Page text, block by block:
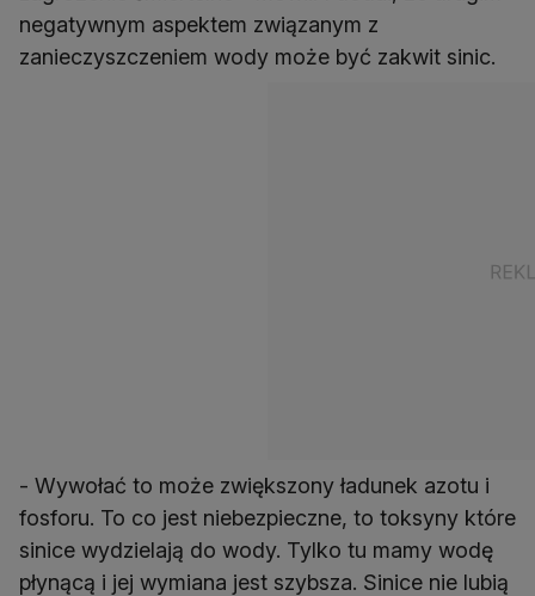
negatywnym aspektem związanym z
zanieczyszczeniem wody może być zakwit sinic.
- Wywołać to może zwiększony ładunek azotu i
fosforu. To co jest niebezpieczne, to toksyny które
sinice wydzielają do wody. Tylko tu mamy wodę
płynącą i jej wymiana jest szybsza. Sinice nie lubią